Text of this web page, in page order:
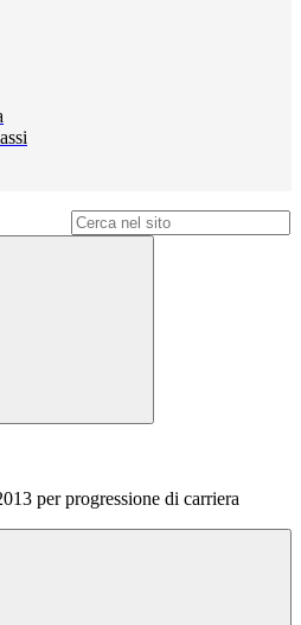
per progressione di carriera